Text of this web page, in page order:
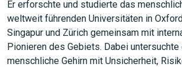
Er erforschte und studierte das
weltweit führenden Universitäten in
Singapur und Zürich gemeinsam mit
Pionieren des Gebiets. Dabei untersuchte
menschliche Gehirn mit Unsicherheit,